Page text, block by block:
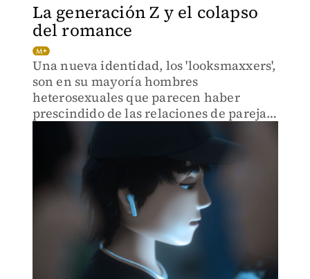
La generación Z y el colapso
del romance
Una nueva identidad, los 'looksmaxxers',
son en su mayoría hombres
heterosexuales que parecen haber
prescindido de las relaciones de pareja;
el fenómeno es viral en redes sociales
entre jóvenes.